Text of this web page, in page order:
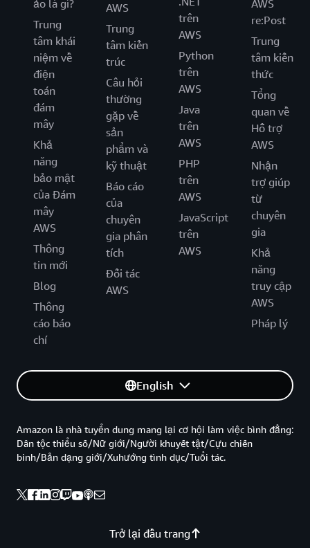
ảo là gì?
Trung
tâm khái
niệm về
điện
toán
đám
mây
Khả
năng
bảo mật
của Đám
mây
AWS
Thông
tin mới
Blog
Thông
cáo báo
chí
AWS
Trung
tâm kiến
trúc
Câu hỏi
thường
gặp về
sản
phẩm và
kỹ thuật
Báo cáo
của
chuyên
gia phân
tích
Đối tác
AWS
trên
AWS
Python
trên
AWS
Java
trên
AWS
PHP
trên
AWS
JavaScript
trên
AWS
AWS
re:Post
Trung
tâm kiến
thức
Tổng
quan về
Hỗ trợ
AWS
Nhận
trợ giúp
từ
chuyên
gia
Khả
năng
truy cập
AWS
Pháp lý
English
Trở lại đầu trang
Amazon là nhà tuyển dung mang lại cơ hội làm việc bình đẳng:
Dân tộc thiểu số/Nữ giới/Người khuyết tật/Cựu chiến
binh/Bản dạng giới/Xuhướng tình dục/Tuổi tác.